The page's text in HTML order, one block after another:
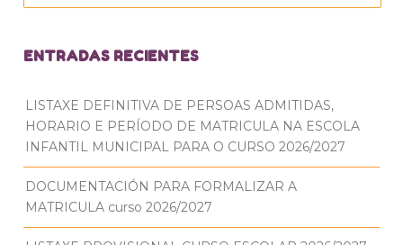
ENTRADAS RECIENTES
LISTAXE DEFINITIVA DE PERSOAS ADMITIDAS,
HORARIO E PERÍODO DE MATRICULA NA ESCOLA
INFANTIL MUNICIPAL PARA O CURSO 2026/2027
DOCUMENTACIÓN PARA FORMALIZAR A
MATRICULA curso 2026/2027